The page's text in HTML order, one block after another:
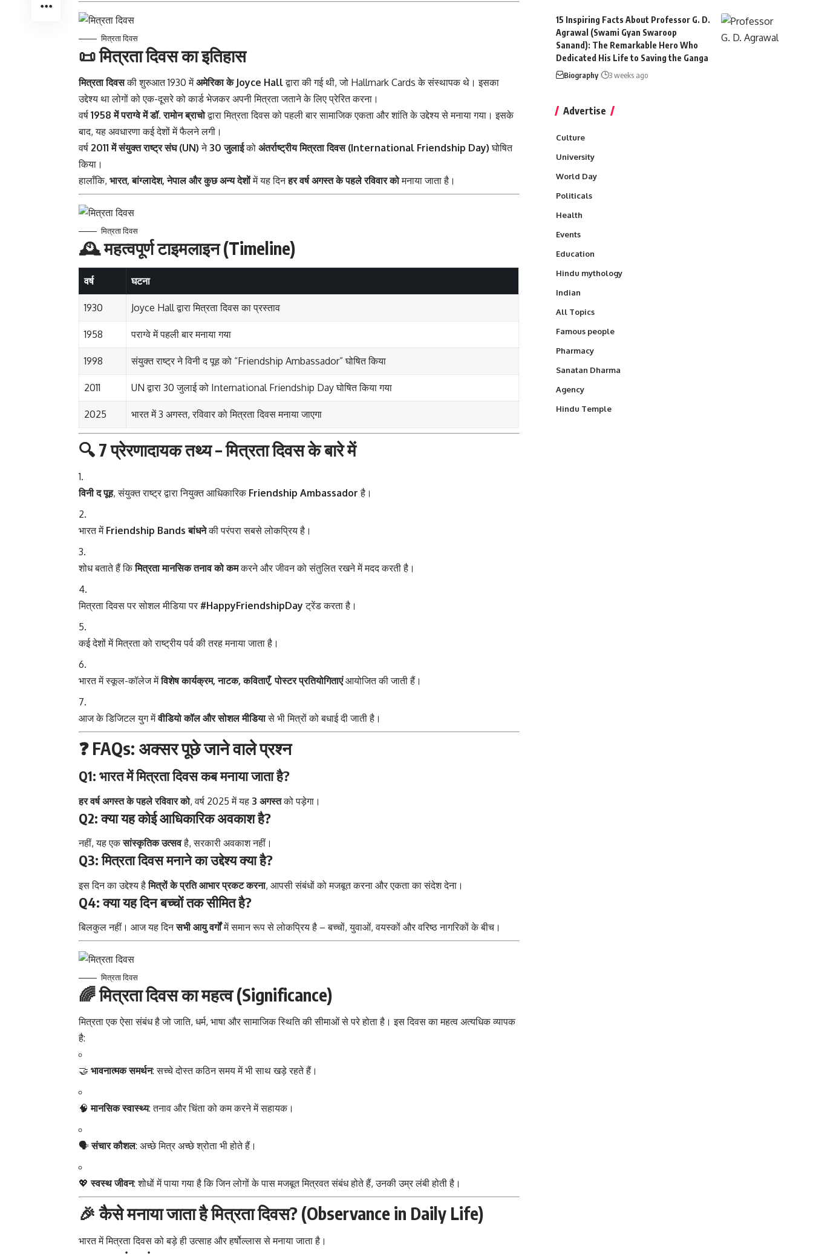
मित्रता दिवस
📜मित्रता दिवस का इतिहास
मित्रता दिवसकी शुरुआत 1930 मेंअमेरिका के Joyce Hallद्वारा की गई थी, जो Hallmark Cards के संस्थापक थे। इसका
उद्देश्य था लोगों को एक-दूसरे को कार्ड भेजकर अपनी मित्रता जताने के लिए प्रेरित करना।
वर्ष 1958 में पराग्वे में डॉ. रामोन ब्राचोद्वारा मित्रता दिवस को पहली बार सामाजिक एकता और शांति के उद्देश्य से मनाया गया। इसके
बाद, यह अवधारणा कई देशों में फैलने लगी।
वर्ष 2011 में संयुक्त राष्ट्र संघ (UN) ने 30 जुलाईको अंतर्राष्ट्रीय मित्रता दिवस (International Friendship Day) घोषित
किया।
हालाँकि, भारत, बांग्लादेश, नेपाल और कुछ अन्य देशोंमें यह दिनहर वर्ष अगस्त के पहले रविवार कोमनाया जाता है।
मित्रता दिवस
🕰️महत्वपूर्ण टाइमलाइन (Timeline)
वर्ष घटना
1930 Joyce Hall द्वारा मित्रता दिवस का प्रस्ताव
1958 पराग्वे में पहली बार मनाया गया
1998 संयुक्त राष्ट्र ने विनी द पूह को “Friendship Ambassador” घोषित किया
2011 UN द्वारा 30 जुलाई को International Friendship Day घोषित किया गया
2025 भारत में 3 अगस्त, रविवार को मित्रता दिवस मनाया जाएगा
🔍 7 प्रेरणादायक तथ्य – मित्रता दिवस के बारे में
विनी द पूह, संयुक्त राष्ट्र द्वारा नियुक्त आधिकारिक Friendship Ambassador है।
भारत में Friendship Bands बांधनेकी परंपरा सबसे लोकप्रिय है।
शोध बताते हैं किमित्रता मानसिक तनाव को कमकरने और जीवन को संतुलित रखने में मदद करती है।
मित्रता दिवस पर सोशल मीडिया पर #HappyFriendshipDayट्रेंड करता है।
कई देशों में मित्रता को राष्ट्रीय पर्व की तरह मनाया जाता है।
भारत में स्कूल-कॉलेज मेंविशेष कार्यक्रम, नाटक, कविताएँ, पोस्टर प्रतियोगिताएंआयोजित की जाती हैं।
आज के डिजिटल युग मेंवीडियो कॉल और सोशल मीडियासे भी मित्रों को बधाई दी जाती है।
❓ FAQs: अक्सर पूछे जाने वाले प्रश्न
Q1: भारत में मित्रता दिवस कब मनाया जाता है?
हर वर्ष अगस्त के पहले रविवार को, वर्ष 2025 में यह 3 अगस्तको पड़ेगा।
Q2: क्या यह कोई आधिकारिक अवकाश है?
नहीं, यह एकसांस्कृतिक उत्सवहै, सरकारी अवकाश नहीं।
Q3: मित्रता दिवस मनाने का उद्देश्य क्या है?
इस दिन का उद्देश्य हैमित्रों के प्रति आभार प्रकट करना, आपसी संबंधों को मजबूत करना और एकता का संदेश देना।
Q4: क्या यह दिन बच्चों तक सीमित है?
बिलकुल नहीं। आज यह दिनसभी आयु वर्गोंमें समान रूप से लोकप्रिय है – बच्चों, युवाओं, वयस्कों और वरिष्ठ नागरिकों के बीच।
मित्रता दिवस
🌈मित्रता दिवस का महत्व (Significance)
मित्रता एक ऐसा संबंध है जो जाति, धर्म, भाषा और सामाजिक स्थिति की सीमाओं से परे होता है। इस दिवस का महत्व अत्यधिक व्यापक
है:
🤝 भावनात्मक समर्थन: सच्चे दोस्त कठिन समय में भी साथ खड़े रहते हैं।
🧠मानसिक स्वास्थ्य: तनाव और चिंता को कम करने में सहायक।
🗣️संचार कौशल: अच्छे मित्र अच्छे श्रोता भी होते हैं।
💖स्वस्थ जीवन: शोधों में पाया गया है कि जिन लोगों के पास मजबूत मित्रवत संबंध होते हैं, उनकी उम्र लंबी होती है।
🎉कैसे मनाया जाता है मित्रता दिवस? (Observance in Daily Life)
भारत में मित्रता दिवस को बड़े ही उत्साह और हर्षोल्लास से मनाया जाता है।
15 Inspiring Facts About Professor G. D.
Agrawal (Swami Gyan Swaroop
Sanand): The Remarkable Hero Who
Dedicated His Life to Saving the Ganga
Biography 3 weeks ago
Advertise
Culture
University
World Day
Politicals
Health
Events
Education
Hindu mythology
Indian
All Topics
Famous people
Pharmacy
Sanatan Dharma
Agency
Hindu Temple